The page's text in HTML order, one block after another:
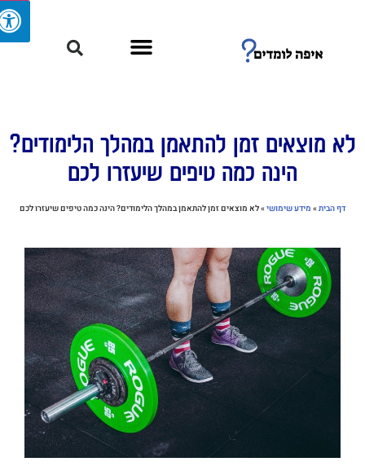
מוצאים זמן להתאמן במהלך הלימודים?
הינה כמה טיפים שיעזרו לכם
דף הבית»מידע שימושי»לא מוצאים זמן להתאמן במהלך הלימודים? הינה כמה טיפים שיעזרו לכם